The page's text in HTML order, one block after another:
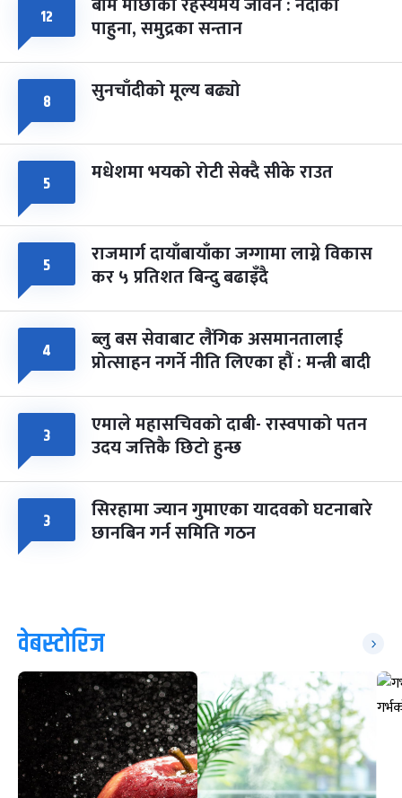
८ फागुपूर्णिमा
चैत्र ८, २०८३-Mar 22, 2027
७ महिना बाँकी
१२ पाहुना, समुद्रका सन्तान
८ सुनचाँदीको मूल्य बढ्यो
५ मधेशमा भयको रोटी सेक्दै सीके राउत
५ राजमार्ग दायाँबायाँका जग्गामा लाग्ने विकास
कर ५ प्रतिशत बिन्दु बढाइँदै
४ ब्लु बस सेवाबाट लैंगिक असमानतालाई
प्रोत्साहन नगर्ने नीति लिएका हौं : मन्त्री बादी
३ एमाले महासचिवको दाबी- रास्वपाको पतन
उदय जत्तिकै छिटो हुन्छ
३ सिरहामा ज्यान गुमाएका यादवको घटनाबारे
छानबिन गर्न समिति गठन
वेबस्टोरिज